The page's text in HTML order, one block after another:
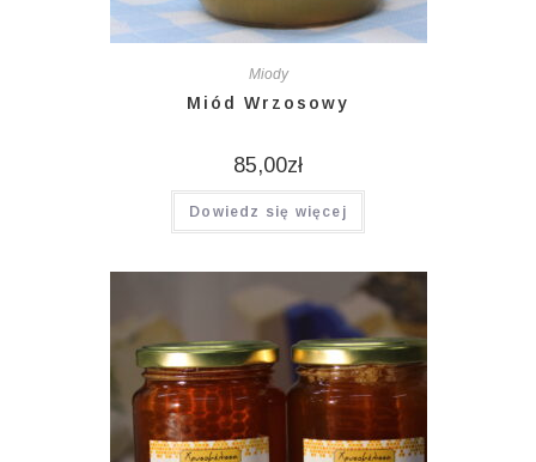
Miody
Miód Wrzosowy
85,00zł
Dowiedz się więcej